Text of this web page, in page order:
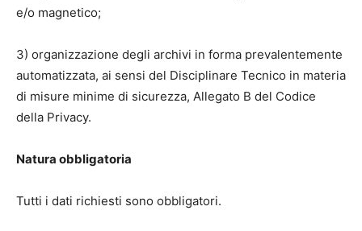
e/o magnetico;
3) organizzazione degli archivi in forma prevalentemente
automatizzata, ai sensi del Disciplinare Tecnico in materia
di misure minime di sicurezza, Allegato B del Codice
della Privacy.
Natura obbligatoria
Tutti i dati richiesti sono obbligatori.